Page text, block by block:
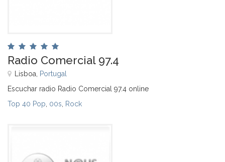
Radio Comercial 97.4
Lisboa, Portugal
Escuchar radio Radio Comercial 97.4 online
Top 40 Pop 00s Rock